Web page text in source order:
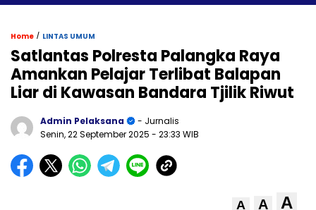
Home / LINTAS UMUM
Satlantas Polresta Palangka Raya
Amankan Pelajar Terlibat Balapan
Liar di Kawasan Bandara Tjilik Riwut
Admin Pelaksana
- Jurnalis
Senin, 22 September 2025 - 23:33 WIB
A A A